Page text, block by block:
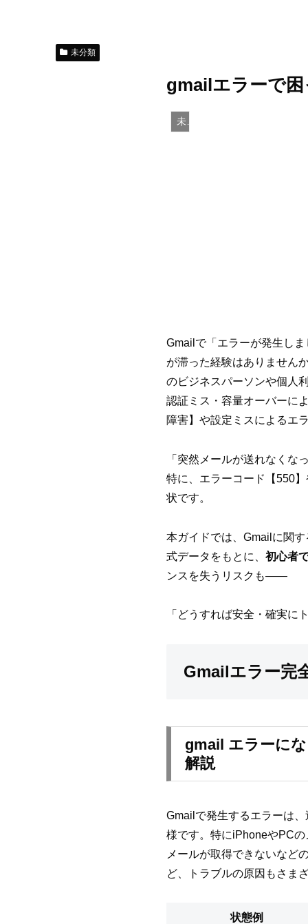
未分類
gmailエラーで
Gmailで「エラーが発生し
が滞った経験はありません
のビジネスパーソンや個人
認証ミス・容量オーバーに
障害】や設定ミスによるエ
「突然メールが送れなくな
特に、エラーコード【550
状です。
本ガイドでは、Gmailに関
式データをもとに、 初心者
ンスを失うリスクも――
「どうすれば安全・確実に
Gmailエラー完
gmail エラーに
解説
Gmailで発生するエラーは
様です。特にiPhoneやPC
メールが取得できないなど
ど、トラブルの原因もさま
状態例